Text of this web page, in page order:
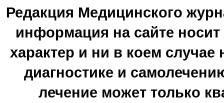
Редакция Медицинского
информация на сайте
характер и ни в коем
диагностике и
лечение может только